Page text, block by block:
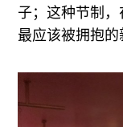
子；这种节制
最应该被拥抱的